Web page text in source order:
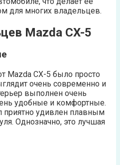
для многих владельцев.
Mazda CX-5
Mazda CX-5 было просто
очень современно и
выполнен очень
удобные и комфортные.
приятно удивлен плавным
Однозначно, это лучшая